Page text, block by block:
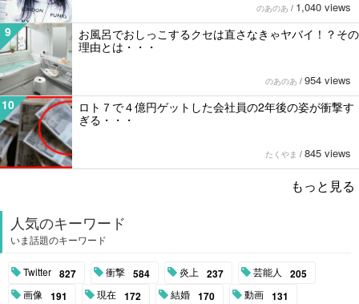
のあのあ / 1,040 views
9
お風呂でおしっこするクセは直さなきゃヤバイ！？その
理由とは・・・
のあのあ / 954 views
10
ロト７で４億円ゲットした会社員の2年後の姿が衝撃す
ぎる・・・
たくやま / 845 views
もっと見る
人気のキーワード
いま話題のキーワード
Twitter 827 衝撃 584 炎上 237 芸能人 205
画像 191 現在 172 結婚 170 動画 131